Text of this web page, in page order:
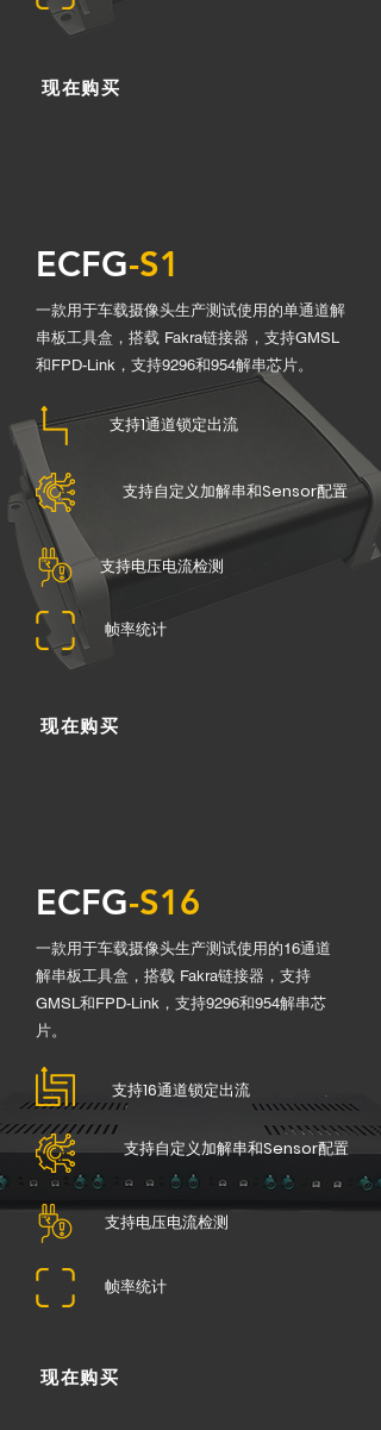
现在购买
ECFG-S1
一款用于车载摄像头生产测试使用的单通道解
串板工具盒，搭载 Fakra链接器，支持GMSL
和FPD-Link，支持9296和954解串芯片。
支持1通道锁定出流
支持自定义加解串和Sensor配置
支持电压电流检测
帧率统计
现在购买
ECFG-S16
一款用于车载摄像头生产测试使用的16通道
解串板工具盒，搭载 Fakra链接器，支持
GMSL和FPD-Link，支持9296和954解串芯
片。
支持16通道锁定出流
支持自定义加解串和Sensor配置
支持电压电流检测
帧率统计
现在购买